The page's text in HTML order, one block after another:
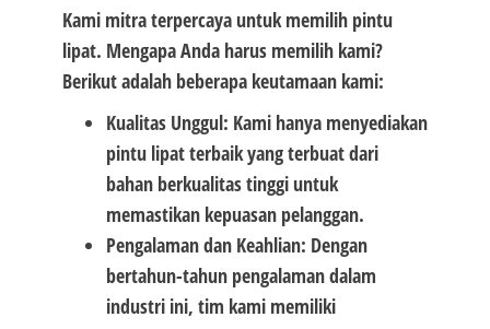
Kami mitra terpercaya untuk memilih pintu
lipat. Mengapa Anda harus memilih kami?
Berikut adalah beberapa keutamaan kami:
Kualitas Unggul: Kami hanya menyediakan
pintu lipat terbaik yang terbuat dari
bahan berkualitas tinggi untuk
memastikan kepuasan pelanggan.
Pengalaman dan Keahlian: Dengan
bertahun-tahun pengalaman dalam
industri ini, tim kami memiliki